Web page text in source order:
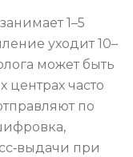
1–5
уходит 10–
может быть
центрах часто
по
при